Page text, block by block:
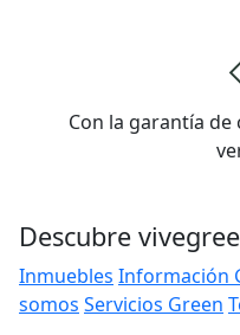
Con la garantía
Descubre
Inmuebles Información
somos Servicios Green